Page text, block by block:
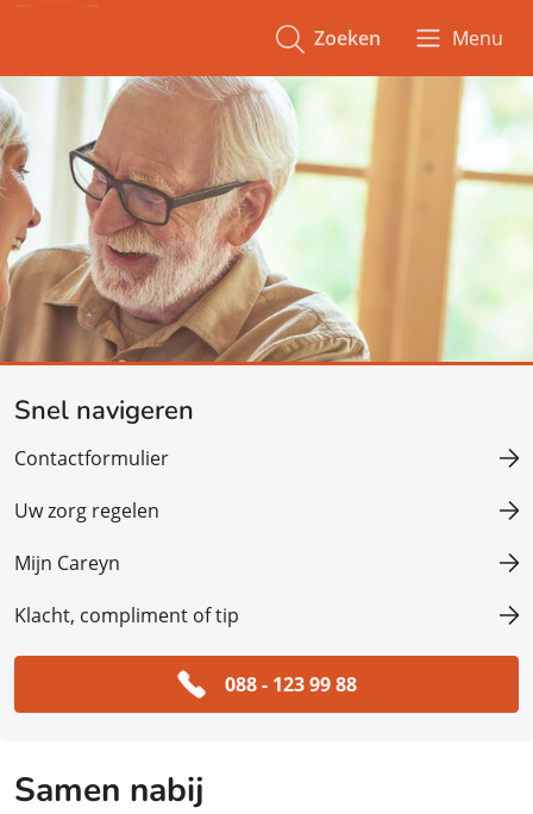
Zoeken Menu
Samen nabij
Snel navigeren
Contactformulier
Uw zorg regelen
Mijn Careyn
Klacht, compliment of tip
088 - 123 99 88